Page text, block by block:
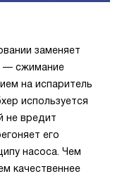
заменяет
— сжимание
на испаритель
используется
не вредит
его
насоса. Чем
качественнее